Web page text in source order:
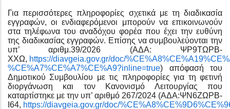
Για περισσότερες πληροφορίες σχετικά με τη διαδικασία
εγγραφών, οι ενδιαφερόμενοι μπορούν να επικοινωνούν
στα τηλέφωνα του αναδόχου φορέα που έχει την ευθύνη
της διαδικασίας εγγραφών. Επίσης να συμβουλεύονται την
υπ’ αριθμ.39/2026 (ΑΔΑ: ΨΡ9ΤΩΡΒ-
ΧΧΩ, https://diavgeia.gov.gr/doc/
%CE%A7%CE%A7%CE%A9?inline=true) απόφασή του
Δημοτικού Συμβουλίου με τις πληροφορίες για τη φετινή
διοργάνωση και τον Κανονισμό Λειτουργίας που
καταρτίστηκε με την υπ’ αριθμό 267/2024 (ΑΔΑ:ΨΝ6ΖΩΡΒ-
Ι64, https://diavgeia.gov.gr/doc/